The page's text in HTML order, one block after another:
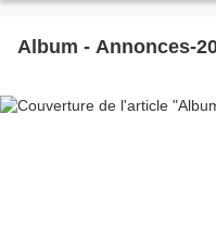
Album - Annonces-